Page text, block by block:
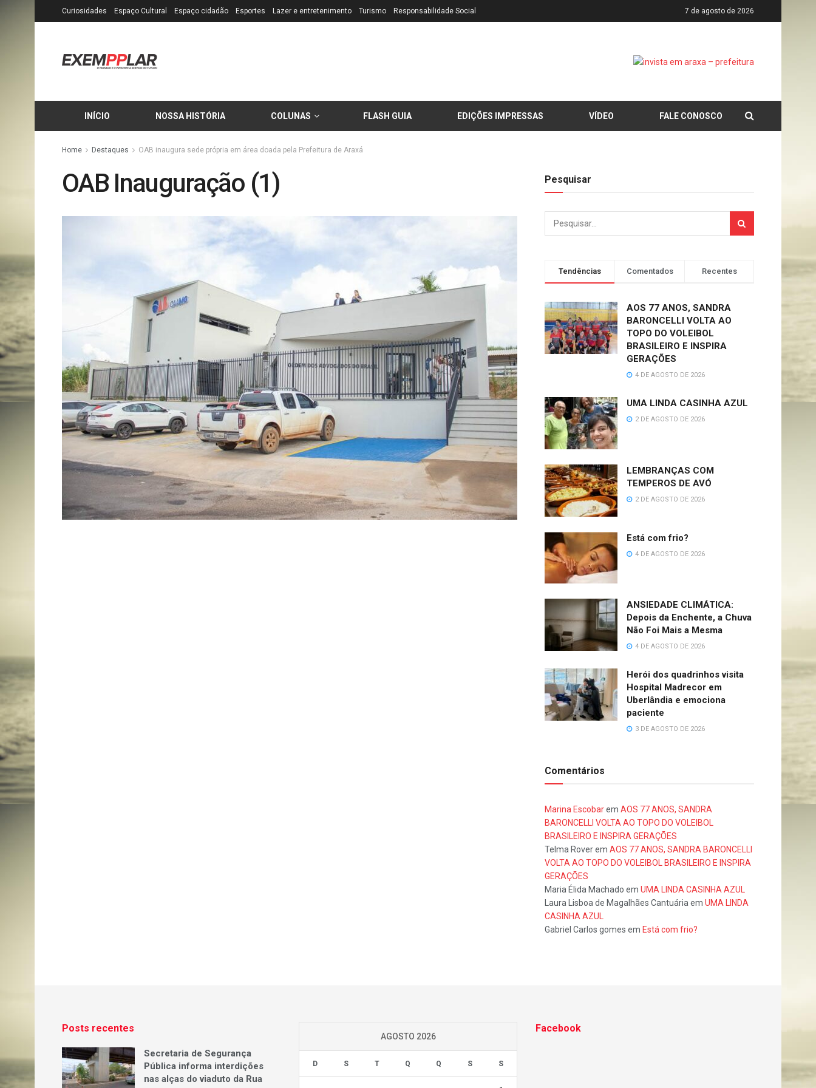
Curiosidades Espaço Cultural Espaço cidadão Esportes Lazer e entretenimento Turismo Responsabilidade Social 7 de agosto de 2026
INÍCIO NOSSA HISTÓRIA COLUNAS FLASH GUIA EDIÇÕES IMPRESSAS VÍDEO FALE CONOSCO
Home Destaques OAB inaugura sede própria em área doada pela Prefeitura de Araxá
OAB Inauguração (1) Pesquisar
Tendências Comentados Recentes
AOS 77 ANOS, SANDRA
BARONCELLI VOLTA AO
TOPO DO VOLEIBOL
BRASILEIRO E INSPIRA
GERAÇÕES
4 DE AGOSTO DE 2026
UMA LINDA CASINHA AZUL
2 DE AGOSTO DE 2026
LEMBRANÇAS COM
TEMPEROS DE AVÓ
2 DE AGOSTO DE 2026
Está com frio?
4 DE AGOSTO DE 2026
ANSIEDADE CLIMÁTICA:
Depois da Enchente, a Chuva
Não Foi Mais a Mesma
4 DE AGOSTO DE 2026
Herói dos quadrinhos visita
Hospital Madrecor em
Uberlândia e emociona
paciente
3 DE AGOSTO DE 2026
Comentários
Marina Escobarem AOS 77 ANOS, SANDRA
BARONCELLI VOLTA AO TOPO DO VOLEIBOL
BRASILEIRO E INSPIRA GERAÇÕES
Telma Roverem AOS 77 ANOS, SANDRA BARONCELLI
VOLTA AO TOPO DO VOLEIBOL BRASILEIRO E INSPIRA
GERAÇÕES
Maria Élida Machado em UMA LINDA CASINHA AZUL
Laura Lisboa de Magalhães Cantuáriaem UMA LINDA
CASINHA AZUL
Gabriel Carlos gomes em Está com frio?
Posts recentes
Secretaria de Segurança
Pública informa interdições
nas alças do viaduto da Rua
AGOSTO 2026
D S T Q Q S S
Facebook